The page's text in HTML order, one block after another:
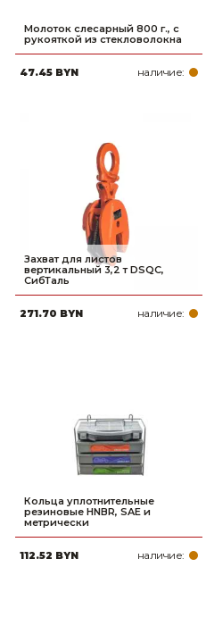
Молоток слесарный 800 г., с
рукояткой из стекловолокна
47.45 BYN наличие:
Захват для листов
вертикальный 3,2 т DSQC,
СибТаль
271.70 BYN наличие:
Кольца уплотнительные
резиновые HNBR, SAE и
метрически
112.52 BYN наличие: